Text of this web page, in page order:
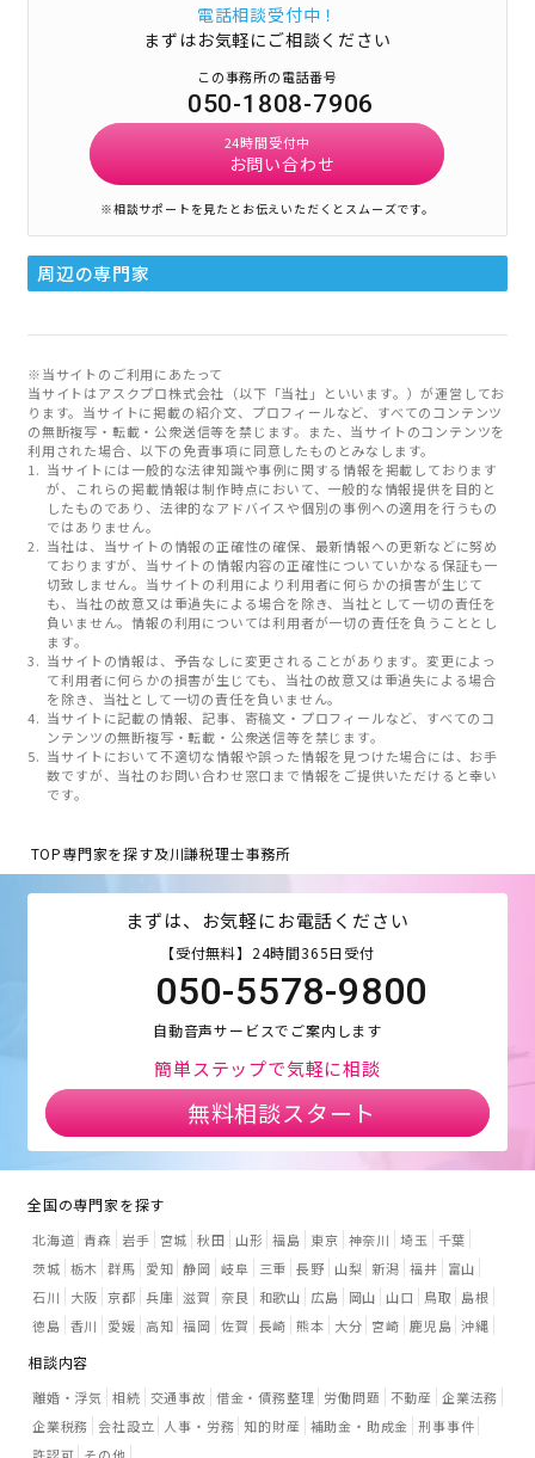
電話相談受付中！
まずはお気軽にご相談ください
この事務所の電話番号
050-1808-7906
24時間受付中
お問い合わせ
※相談サポートを見たとお伝えいただくとスムーズです。
周辺の専門家
※当サイトのご利用にあたって
当サイトはアスクプロ株式会社（以下「当社」といいます。）が運営してお
ります。当サイトに掲載の紹介文、プロフィールなど、すべてのコンテンツ
の無断複写・転載・公衆送信等を禁じます。また、当サイトのコンテンツを
利用された場合、以下の免責事項に同意したものとみなします。
当サイトには一般的な法律知識や事例に関する情報を掲載しております
が、これらの掲載情報は制作時点において、一般的な情報提供を目的と
したものであり、法律的なアドバイスや個別の事例への適用を行うもの
ではありません。
当社は、当サイトの情報の正確性の確保、最新情報への更新などに努め
ておりますが、当サイトの情報内容の正確性についていかなる保証も一
切致しません。当サイトの利用により利用者に何らかの損害が生じて
も、当社の故意又は重過失による場合を除き、当社として一切の責任を
負いません。情報の利用については利用者が一切の責任を負うこととし
ます。
当サイトの情報は、予告なしに変更されることがあります。変更によっ
て利用者に何らかの損害が生じても、当社の故意又は重過失による場合
を除き、当社として一切の責任を負いません。
当サイトに記載の情報、記事、寄稿文・プロフィールなど、すべてのコ
ンテンツの無断複写・転載・公衆送信等を禁じます。
当サイトにおいて不適切な情報や誤った情報を見つけた場合には、お手
数ですが、当社のお問い合わせ窓口まで情報をご提供いただけると幸い
です。
TOP専門家を探す及川謙税理士事務所
まずは、お気軽にお電話ください
【受付無料】24時間365日受付
050-5578-9800
自動音声サービスでご案内します
簡単ステップで気軽に相談
無料相談スタート
全国の専門家を探す
北海道 青森 岩手 宮城 秋田 山形 福島 東京 神奈川 埼玉
千葉
茨城 栃木 群馬 愛知 静岡 岐阜 三重 長野 山梨 新潟 福井
富山
石川
大阪 京都 兵庫 滋賀 奈良 和歌山 広島 岡山 山口 鳥取
島根
徳島 香川 愛媛 高知 福岡 佐賀 長崎 熊本 大分 宮崎 鹿児島 沖縄
相談内容
離婚・浮気 相続 交通事故 借金・債務整理 労働問題 不動産 企業法務
企業税務 会社設立 人事・労務 知的財産 補助金・助成金 刑事事件